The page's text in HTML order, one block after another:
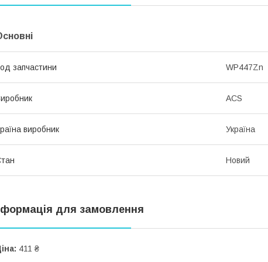
запчастини WP447Zn
ACS
виробник Україна
Новий
для замовлення
411 ₴